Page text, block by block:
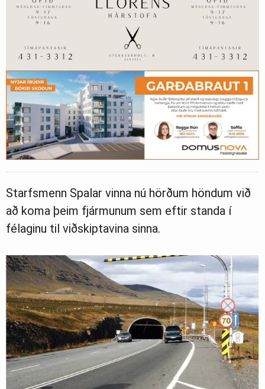
Starfsmenn Spalar vinna nú hörðum höndum við
að koma þeim fjármunum sem eftir standa í
félaginu til viðskiptavina sinna.